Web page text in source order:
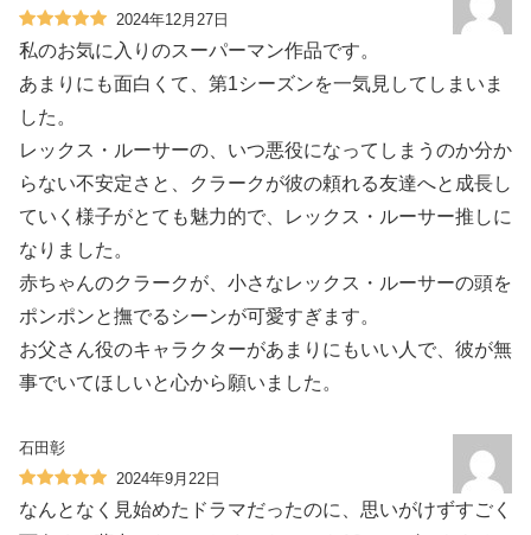
2024年12月27日
私のお気に入りのスーパーマン作品です。
あまりにも面白くて、第1シーズンを一気見してしまいま
した。
レックス・ルーサーの、いつ悪役になってしまうのか分か
らない不安定さと、クラークが彼の頼れる友達へと成長し
ていく様子がとても魅力的で、レックス・ルーサー推しに
なりました。
赤ちゃんのクラークが、小さなレックス・ルーサーの頭を
ポンポンと撫でるシーンが可愛すぎます。
お父さん役のキャラクターがあまりにもいい人で、彼が無
事でいてほしいと心から願いました。
石田彰
2024年9月22日
なんとなく見始めたドラマだったのに、思いがけずすごく